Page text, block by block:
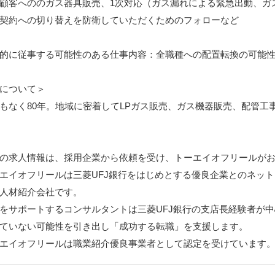
客へののガス器具販売、1次対応（ガス漏れによる緊急出動、
約への切り替えを防衛していただくためのフォローなど
に従事する可能性のある仕事内容：全職種への配置転換の可能
ついて＞
なく80年。地域に密着してLPガス販売、ガス機器販売、配管工
人情報は、採用企業から依頼を受け、トーエイオフリールが
イオフリールは三菱UFJ銀行をはじめとする優良企業とのネッ
材紹介会社です。
サポートするコンサルタントは三菱UFJ銀行の支店長経験者が
いない可能性を引き出し「成功する転職」を支援します。
イオフリールは職業紹介優良事業者として認定を受けています。